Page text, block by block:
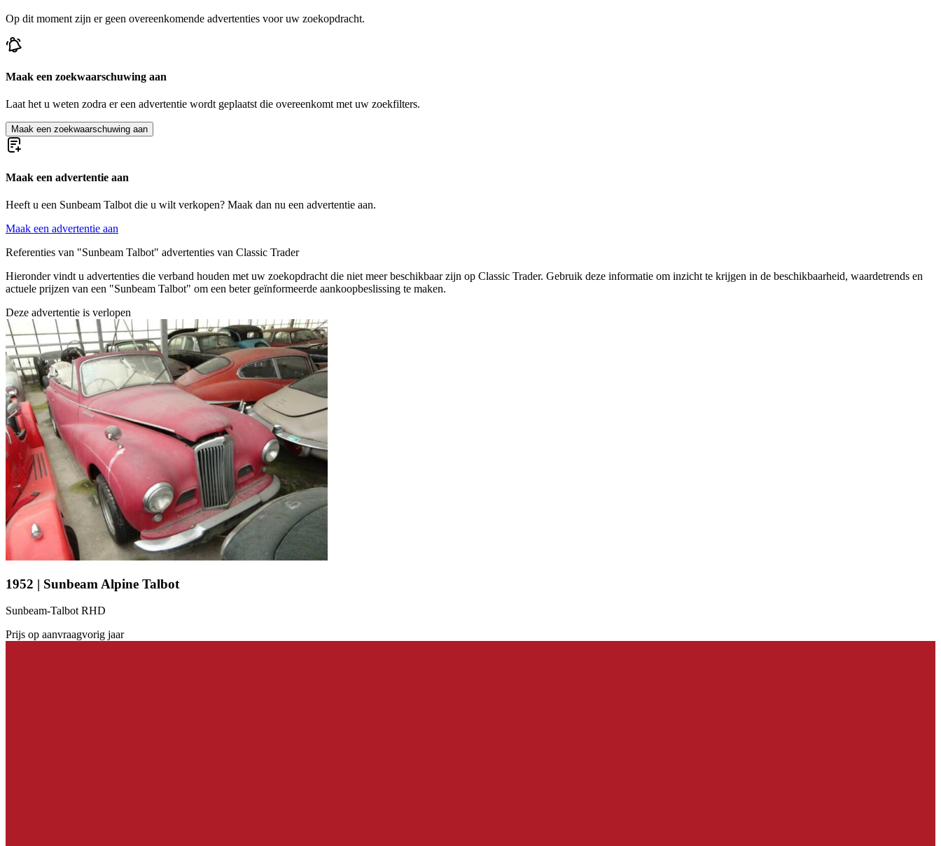
Op dit moment zijn er geen overeenkomende advertenties voor uw zoekopdracht.
Maak een zoekwaarschuwing aan
Laat het u weten zodra er een advertentie wordt geplaatst die overeenkomt met uw zoekfilters.
Maak een zoekwaarschuwing aan
Maak een advertentie aan
Heeft u een Sunbeam Talbot die u wilt verkopen? Maak dan nu een advertentie aan.
Maak een advertentie aan
Referenties van "Sunbeam Talbot" advertenties van Classic Trader
Hieronder vindt u advertenties die verband houden met uw zoekopdracht die niet meer beschikbaar zijn op Classic Trader. Gebruik deze informatie om inzicht te krijgen in de beschikbaarheid, waardetrends en
actuele prijzen van een "Sunbeam Talbot" om een beter geïnformeerde aankoopbeslissing te maken.
Deze advertentie is verlopen
1952 | Sunbeam Alpine Talbot
Sunbeam-Talbot RHD
Prijs op aanvraagvorig jaar